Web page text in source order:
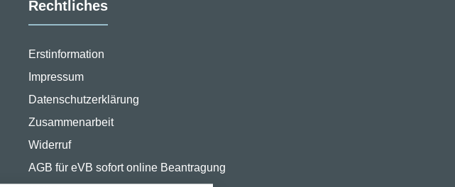
Rechtliches
Erstinformation
Impressum
Datenschutzerklärung
Zusammenarbeit
Widerruf
AGB für eVB sofort online Beantragung